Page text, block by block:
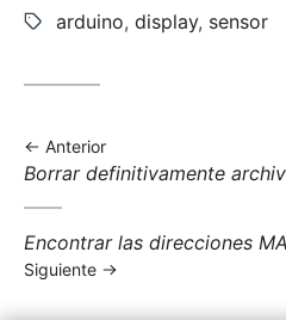
Etiquetas:
arduino, display, sensor
Anterior
Anterior
Borrar definitivamente
Siguiente
entrada:
Encontrar las direcciones
Siguiente